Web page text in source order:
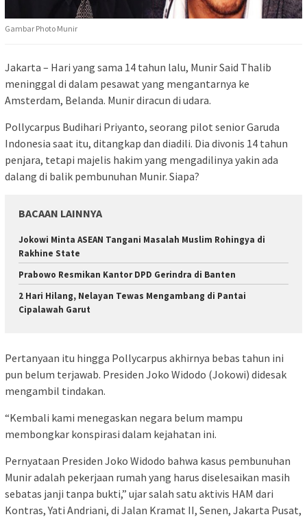
Gambar Photo Munir
Jakarta – Hari yang sama 14 tahun lalu, Munir Said Thalib
meninggal di dalam pesawat yang mengantarnya ke
Amsterdam, Belanda. Munir diracun di udara.
Pollycarpus Budihari Priyanto, seorang pilot senior Garuda
Indonesia saat itu, ditangkap dan diadili. Dia divonis 14 tahun
penjara, tetapi majelis hakim yang mengadilinya yakin ada
dalang di balik pembunuhan Munir. Siapa?
BACAAN LAINNYA
Jokowi Minta ASEAN Tangani Masalah Muslim Rohingya di
Rakhine State
Prabowo Resmikan Kantor DPD Gerindra di Banten
2 Hari Hilang, Nelayan Tewas Mengambang di Pantai
Cipalawah Garut
Pertanyaan itu hingga Pollycarpus akhirnya bebas tahun ini
pun belum terjawab. Presiden Joko Widodo (Jokowi) didesak
mengambil tindakan.
“Kembali kami menegaskan negara belum mampu
membongkar konspirasi dalam kejahatan ini.
Pernyataan Presiden Joko Widodo bahwa kasus pembunuhan
Munir adalah pekerjaan rumah yang harus diselesaikan masih
sebatas janji tanpa bukti,” ujar salah satu aktivis HAM dari
Kontras, Yati Andriani, di Jalan Kramat II, Senen, Jakarta Pusat,